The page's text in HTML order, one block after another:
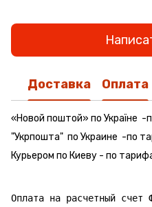
Доставка Оплата
«Новой поштой» по Україне
"Укрпошта" по Украине -по
Курьером по Киеву - по